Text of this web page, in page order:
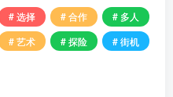
# 选择 # 合作
# 多人
# 艺术 # 探险
# 街机